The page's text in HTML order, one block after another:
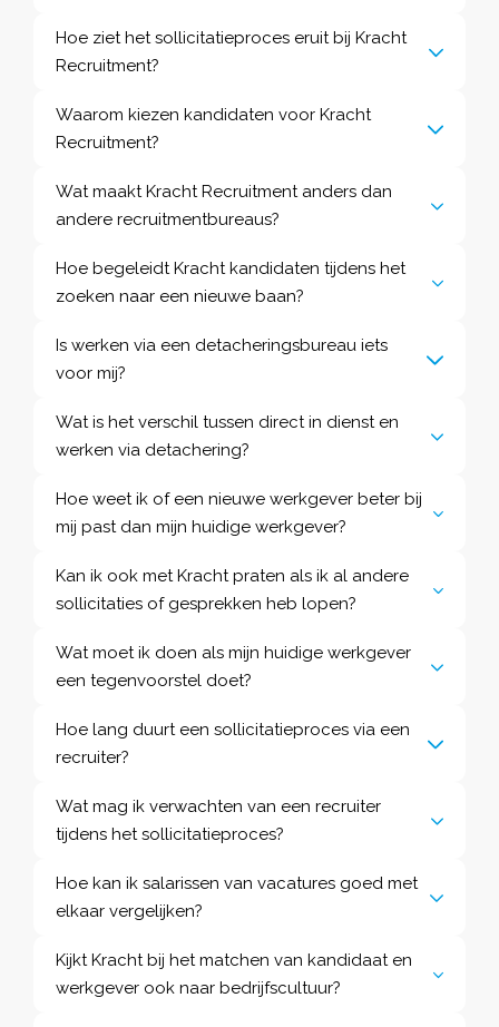
Hoe ziet het sollicitatieproces eruit bij Kracht
Recruitment?
Waarom kiezen kandidaten voor Kracht
Recruitment?
Wat maakt Kracht Recruitment anders dan
andere recruitmentbureaus?
Hoe begeleidt Kracht kandidaten tijdens het
zoeken naar een nieuwe baan?
Is werken via een detacheringsbureau iets
voor mij?
Wat is het verschil tussen direct in dienst en
werken via detachering?
Hoe weet ik of een nieuwe werkgever beter bij
mij past dan mijn huidige werkgever?
Kan ik ook met Kracht praten als ik al andere
sollicitaties of gesprekken heb lopen?
Wat moet ik doen als mijn huidige werkgever
een tegenvoorstel doet?
Hoe lang duurt een sollicitatieproces via een
recruiter?
Wat mag ik verwachten van een recruiter
tijdens het sollicitatieproces?
Hoe kan ik salarissen van vacatures goed met
elkaar vergelijken?
Kijkt Kracht bij het matchen van kandidaat en
werkgever ook naar bedrijfscultuur?